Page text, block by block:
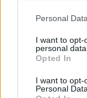
Personal
I want to opt-
personal data.
Opted In
I want to opt-
Personal Data.